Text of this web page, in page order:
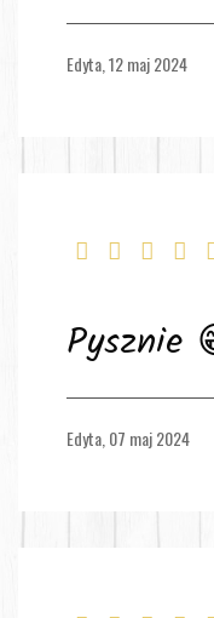
Edyta,12 maj 2024
Pysznie
Edyta,07 maj 2024